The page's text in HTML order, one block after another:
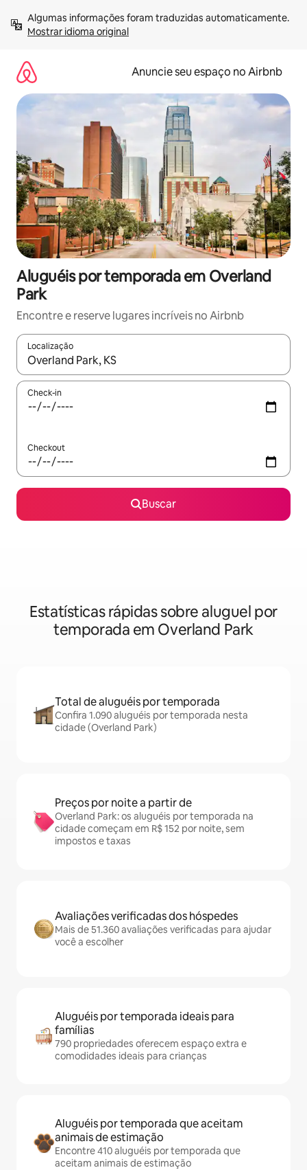
para
Mostrar idioma original
Anuncie seu espaço no Airbnb
Aluguéis por temporada em Overland
Park
Encontre e reserve lugares incríveis no Airbnb
Localização
Quando os resultados estiverem disponíveis, explore-os
Check-in
Checkout
Buscar
Estatísticas rápidas sobre aluguel por
temporada em Overland Park
Total de aluguéis por temporada
Confira 1.090 aluguéis por temporada nesta
cidade (Overland Park)
Preços por noite a partir de
Overland Park: os aluguéis por temporada na
cidade começam em R$ 152 por noite, sem
impostos e taxas
Avaliações verificadas dos hóspedes
Mais de 51.360 avaliações verificadas para ajudar
você a escolher
Aluguéis por temporada ideais para
famílias
790 propriedades oferecem espaço extra e
comodidades ideais para crianças
Aluguéis por temporada que aceitam
animais de estimação
Encontre 410 aluguéis por temporada que
aceitam animais de estimação